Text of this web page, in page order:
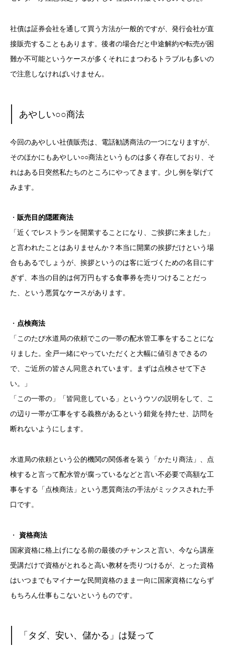
社債は証券会社を通して買う方法が一般的ですが、発行会社が直
接販売することもあります。後者の場合だと中途解約や転売が困
難か不可能というケースが多くそれにまつわるトラブルも多いの
で注意しなければいけません。
あやしい○○商法
今回のあやしい社債販売は、電話勧誘商法の一つになりますが、
そのほかにもあやしい○○商法というものは多く存在しており、そ
れはある日突然私たちのところにやってきます。少し例を挙げて
みます。
・ 販売目的隠匿商法
「近くでレストランを開業することになり、ご挨拶に来ました」
と言われたことはありませんか？本当に開業の挨拶だけという場
合もあるでしょうが、挨拶というのは客に近づくための名目にす
ぎず、本当の目的は何万円もする食事券を売りつけることだっ
た、という悪質なケースがあります。
・ 点検商法
「このたび水道局の依頼でこの一帯の配水管工事をすることにな
りました。全戸一緒にやっていただくと大幅に値引きできるの
で、ご近所の皆さん同意されています。まずは点検させて下さ
い。」
「この一帯の」「皆同意している」というウソの説明をして、こ
の辺り一帯が工事をする義務があるという錯覚を持たせ、訪問を
断れないようにします。
水道局の依頼という公的機関の関係者を装う「かたり商法」、点
検すると言って配水管が腐っているなどと言い不必要で高額な工
事をする「点検商法」という悪質商法の手法がミックスされた手
口です。
・ 資格商法
国家資格に格上げになる前の最後のチャンスと言い、今なら講座
受講だけで資格がとれると高い教材を売りつけるが、とった資格
はいつまでもマイナーな民間資格のまま一向に国家資格にならず
もちろん仕事もこないというものです。
「タダ、安い、儲かる」は疑って